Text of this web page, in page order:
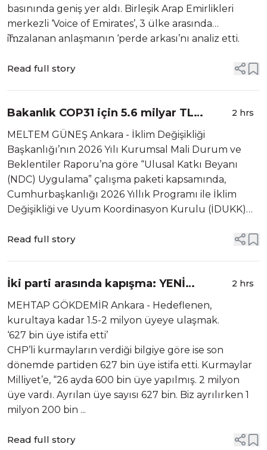
basınında geniş yer aldı. Birleşik Arap Emirlikleri
merkezli ‘Voice of Emirates’, 3 ülke arasında
imzalanan anlaşmanın ‘perde arkası’nı analiz etti.
T...
Read full story
Bakanlık COP31 için 5.6 milyar TL
ödenek aktardı
2 hrs
MELTEM GÜNEŞ Ankara - İklim Değişikliği
Başkanlığı’nın 2026 Yılı Kurumsal Mali Durum ve
Beklentiler Raporu’na göre “Ulusal Katkı Beyanı
(NDC) Uygulama” çalışma paketi kapsamında,
Cumhurbaşkanlığı 2026 Yıllık Programı ile İklim
Değişikliği ve Uyum Koordinasyon Kurulu (İDUKK)
Stratejisi ve Eylem Planı’nın (İDASEP) ...
Read full story
İki parti arasında kapışma: YENİ
Parti’de hedef 2 milyon üye
2 hrs
MEHTAP GÖKDEMİR Ankara - Hedeflenen,
kurultaya kadar 1.5-2 milyon üyeye ulaşmak.
‘627 bin üye istifa etti’
CHP’li kurmayların verdiği bilgiye göre ise son
dönemde partiden 627 bin üye istifa etti. Kurmaylar
Milliyet’e, “26 ayda 600 bin üye yapılmış. 2 milyon
üye vardı. Ayrılan üye sayısı 627 bin. Biz ayrılırken 1
milyon 200 bin ...
Read full story